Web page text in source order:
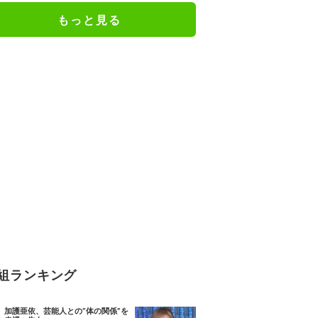
もっと見る
ランキング
加護亜依、芸能人との“体の関係”を